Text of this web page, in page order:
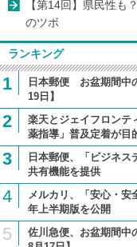
【第14回】県民性も
のツボ
ランキング
1
日本郵便 お盆期間中
19日】
2
楽天とジェイフロンテ
薬指導」普及定着が目
3
日本郵便、「ビジネス
共有機能を提供
4
メルカリ、「安心・安
年上半期版を公開
5
佐川急便、お盆期間